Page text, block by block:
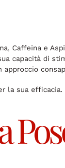
Caffeina e
capacità di
la sua